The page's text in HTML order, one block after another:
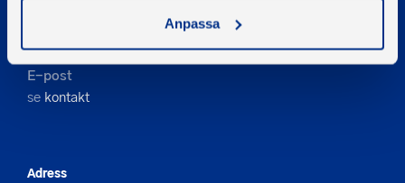
Anpassa
08-545 859 60
E-post
se kontakt
Adress